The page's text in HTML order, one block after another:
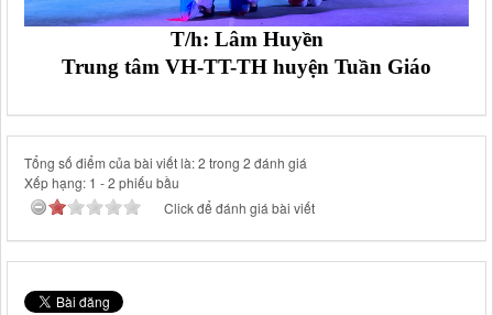
T/h: Lâm Huyền
Trung tâm VH-TT-TH huyện Tuần Giáo
Tổng số điểm của bài viết là: 2 trong 2 đánh giá
Xếp hạng: 1 -2 phiếu bầu
Click để đánh giá bài viết